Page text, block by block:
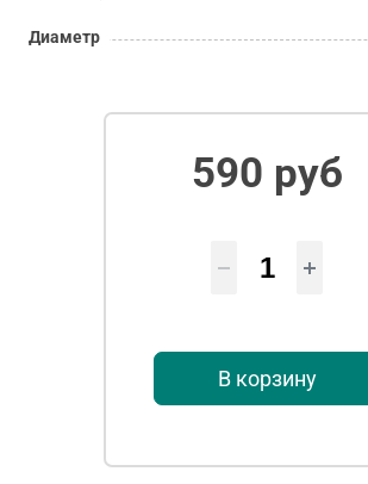
Диаметр
590 руб
В корзину